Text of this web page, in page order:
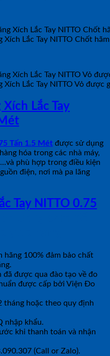
Xích Lắc Tay NITTO Chốt
Xích Lắc Tay NITTO Vỏ được
Xích Lắc Tay
Tấn 1.5 Mét được sử dụng
hóa trong các nhà máy,
phù hợp trong điều kiện
điện, nơi mà pa lăng
Tay NITTO 0.75
100% đảm bảo chất
được qua đào tạo về đo
được cấp bởi Viện Đo
tháng hoặc theo quy định
nhập khẩu.
khi thanh toán và nhận
(Call or Zalo).